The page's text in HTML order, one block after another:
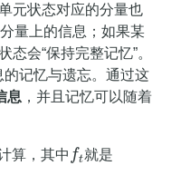
元状态对应的分量也
量上的信息；如果某
会“保持完整记忆”。
记忆与遗忘。通过这
息 ，并且记忆可以随着
算，其中 ft
ft 就是